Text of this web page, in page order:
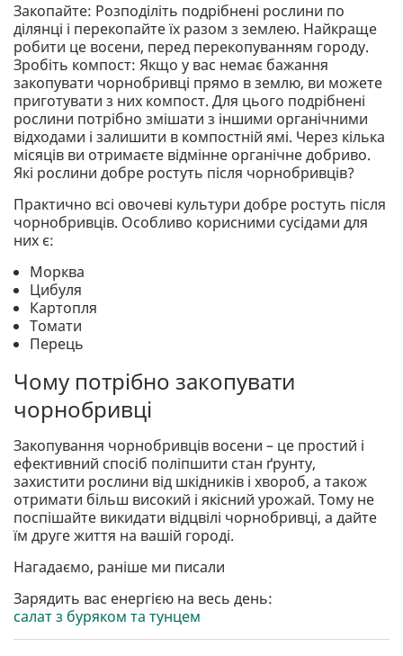
Закопайте: Розподіліть подрібнені рослини по
ділянці і перекопайте їх разом з землею. Найкраще
робити це восени, перед перекопуванням городу.
Зробіть компост: Якщо у вас немає бажання
закопувати чорнобривці прямо в землю, ви можете
приготувати з них компост. Для цього подрібнені
рослини потрібно змішати з іншими органічними
відходами і залишити в компостній ямі. Через кілька
місяців ви отримаєте відмінне органічне добриво.
Які рослини добре ростуть після чорнобривців?
Практично всі овочеві культури добре ростуть після
чорнобривців. Особливо корисними сусідами для
них є:
Морква
Цибуля
Картопля
Томати
Перець
Чому потрібно закопувати
чорнобривці
Закопування чорнобривців восени – це простий і
ефективний спосіб поліпшити стан ґрунту,
захистити рослини від шкідників і хвороб, а також
отримати більш високий і якісний урожай. Тому не
поспішайте викидати відцвілі чорнобривці, а дайте
їм друге життя на вашій городі.
Нагадаємо, раніше ми писали
Зарядить вас енергією на весь день:
салат з буряком та тунцем